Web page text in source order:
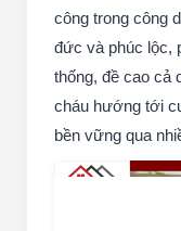
công trong công
đức và phúc lộc,
thống, đề cao cả
cháu hướng tới
bền vững qua